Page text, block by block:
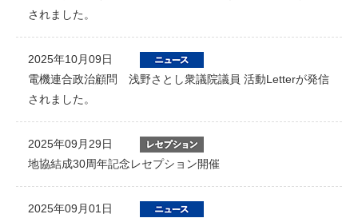
されました。
2025年10月09日
電機連合政治顧問 浅野さとし衆議院議員 活動Letterが発信
されました。
2025年09月29日
地協結成30周年記念レセプション開催
2025年09月01日